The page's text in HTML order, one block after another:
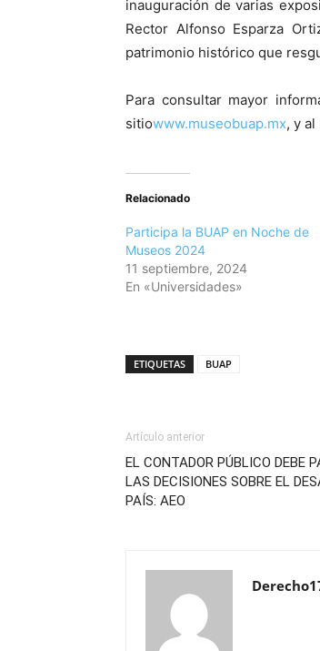
inauguración de varias
Rector Alfonso Esparza
patrimonio histórico que
Para consultar mayor
sitiowww.museobuap.mx, y
Relacionado
Participa la BUAP en Noche de
Museos 2024
11 septiembre, 2024
En «Universidades»
ETIQUETAS BUAP
Artículo anterior
EL CONTADOR PÚBLICO DEBE
LAS DECISIONES SOBRE EL
PAÍS: AEO